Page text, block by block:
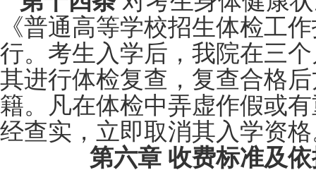
《普通高等学校招生体检工
行。考生入学后，我院在三
其进行体检复查，复查合格
籍。凡在体检中弄虚作假或
经查实，立即取消其入学资
第六章 收费标准及